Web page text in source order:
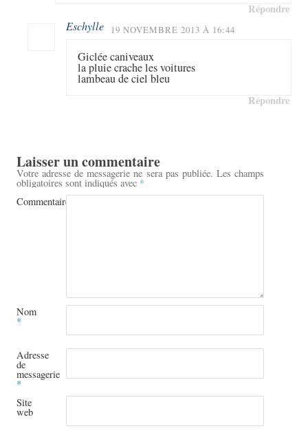
Répondre
Eschylle
19 NOVEMBRE 2013 À 16:44
Giclée caniveaux
la pluie crache les voitures
lambeau de ciel bleu
Répondre
Laisser un commentaire
Votre adresse de messagerie ne sera pas publiée. Les champs
obligatoires sont indiqués avec *
Commentaire
Nom
*
Adresse
de
messagerie
*
Site
web